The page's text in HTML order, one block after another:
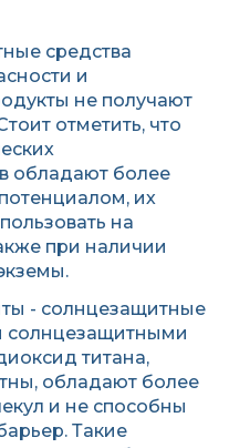
средства
и
не получают
отметить, что
обладают более
их
на
при наличии
- солнцезащитные
солнцезащитными
титана,
обладают более
и не способны
Такие